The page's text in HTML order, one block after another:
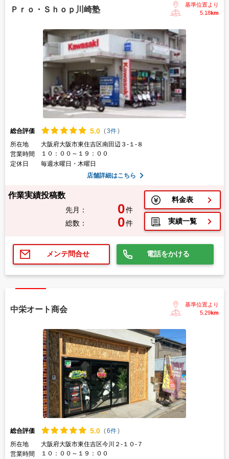
Ｐｒｏ・Ｓｈｏｐ川崎塾
基準位置より
5.18km
総合評価 5.0 (3件)
所在地
大阪府大阪市東住吉区南田辺３-１-８
営業時間
１０：００～１９：００
定休日
毎週水曜日・木曜日
店舗詳細はこちら
作業実績投稿数
先月： 0件
総数：
0件
料金表
実績一覧
メンテ問合せ 電話をかける
中栄オート商会
基準位置より
5.29km
総合評価 5.0 (6件)
所在地
大阪府大阪市東住吉区今川２-１０-７
営業時間
１０：００～１９：００